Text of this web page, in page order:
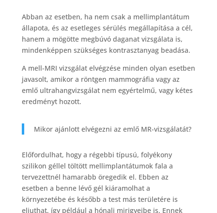
Abban az esetben, ha nem csak a mellimplantátum
állapota, és az esetleges sérülés megállapítása a cél,
hanem a mögötte megbúvó daganat vizsgálata is,
mindenképpen szükséges kontrasztanyag beadása.
A mell-MRI vizsgálat elvégzése minden olyan esetben
javasolt, amikor a röntgen mammográfia vagy az
emlő ultrahangvizsgálat nem egyértelmű, vagy kétes
eredményt hozott.
Mikor ajánlott elvégezni az emlő MR-vizsgálatát?
Előfordulhat, hogy a régebbi típusú, folyékony
szilikon géllel töltött mellimplantátumok fala a
tervezettnél hamarabb öregedik el. Ebben az
esetben a benne lévő gél kiáramolhat a
környezetébe és később a test más területére is
eljuthat, így például a hónalj mirigyeibe is. Ennek